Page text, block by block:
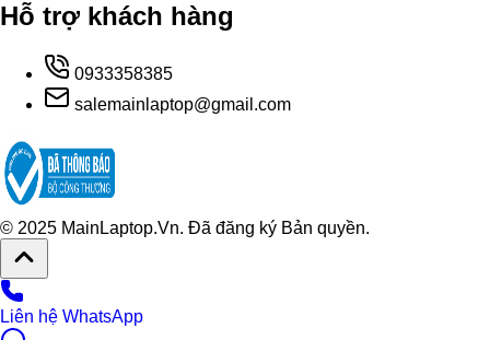
Hỗ trợ khách hàng
0933358385
salemainlaptop@gmail.com
© 2025 MainLaptop.Vn. Đã đăng ký Bản quyền.
Liên hệ WhatsApp